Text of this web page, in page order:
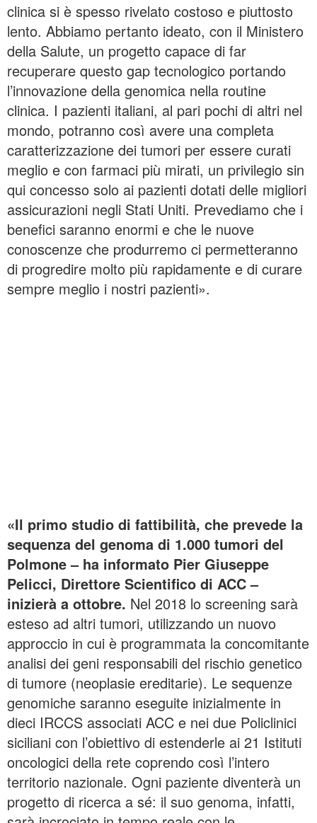
clinica si è spesso rivelato costoso e piuttosto
lento. Abbiamo pertanto ideato, con il Ministero
della Salute, un progetto capace di far
recuperare questo gap tecnologico portando
l’innovazione della genomica nella routine
clinica. I pazienti italiani, al pari pochi di altri nel
mondo, potranno così avere una completa
caratterizzazione dei tumori per essere curati
meglio e con farmaci più mirati, un privilegio sin
qui concesso solo ai pazienti dotati delle migliori
assicurazioni negli Stati Uniti. Prevediamo che i
benefici saranno enormi e che le nuove
conoscenze che produrremo ci permetteranno
di progredire molto più rapidamente e di curare
sempre meglio i nostri pazienti».
«Il primo studio di fattibilità, che prevede la
sequenza del genoma di 1.000 tumori del
Polmone – ha informato Pier Giuseppe
Pelicci, Direttore Scientifico di ACC –
inizierà a ottobre. Nel 2018 lo screening sarà
esteso ad altri tumori, utilizzando un nuovo
approccio in cui è programmata la concomitante
analisi dei geni responsabili del rischio genetico
di tumore (neoplasie ereditarie). Le sequenze
genomiche saranno eseguite inizialmente in
dieci IRCCS associati ACC e nei due Policlinici
siciliani con l’obiettivo di estenderle ai 21 Istituti
oncologici della rete coprendo così l’intero
territorio nazionale. Ogni paziente diventerà un
progetto di ricerca a sé: il suo genoma, infatti,